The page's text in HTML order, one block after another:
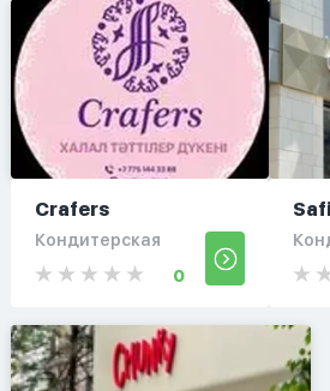
Crafers
Кондитерская
0